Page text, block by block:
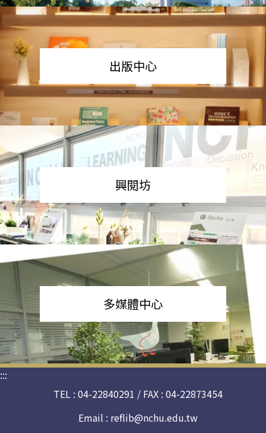
出版中心
興閱坊
多媒體中心
:::
TEL : 04-22840291 / FAX : 04-22873454
Email : reflib@nchu.edu.tw